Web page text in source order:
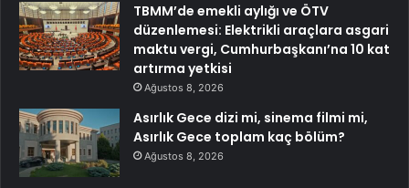
TBMM’de emekli aylığı ve ÖTV
düzenlemesi: Elektrikli araçlara asgari
maktu vergi, Cumhurbaşkanı’na 10 kat
artırma yetkisi
Ağustos 8, 2026
Asırlık Gece dizi mi, sinema filmi mi,
Asırlık Gece toplam kaç bölüm?
Ağustos 8, 2026